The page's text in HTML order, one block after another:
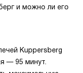
и можно ли его
Kuppersberg
— 95 минут.